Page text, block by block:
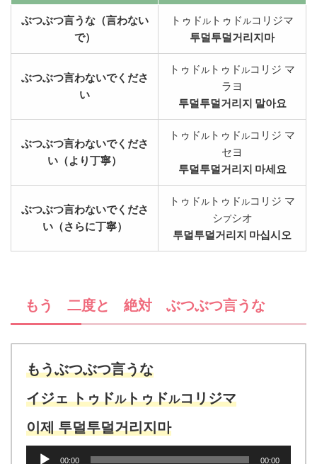
ぶつぶつ言うな（言わない
で）
トゥド ル トゥド ルコリジマ
투덜투덜거리지마
ぶつぶつ言わないでくださ
い
トゥド ル トゥド ルコリジ マ
ラヨ
투덜투덜거리지 말아요
ぶつぶつ言わないでくださ
い（より丁寧）
トゥド ル トゥド ルコリジ マ
セヨ
투덜투덜거리지 마세요
ぶつぶつ言わないでくださ
い（さらに丁寧）
トゥド ル トゥド ルコリジ マ
シプシオ
투덜투덜거리지 마십시오
もう 二度と 絶対 ぶつぶつ言うな
もうぶつぶつ言うな
イジェ トゥドルトゥドルコリジマ
이제 투덜투덜거리지마
00:00 00:00